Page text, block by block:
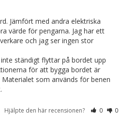
Jämfört med andra elektriska
värde för pengarna. Jag har ett
och jag ser ingen stor
ständigt flyttar på bordet upp
för att bygga bordet är
som används för benen
Hjälpte den här recensionen? 0 0